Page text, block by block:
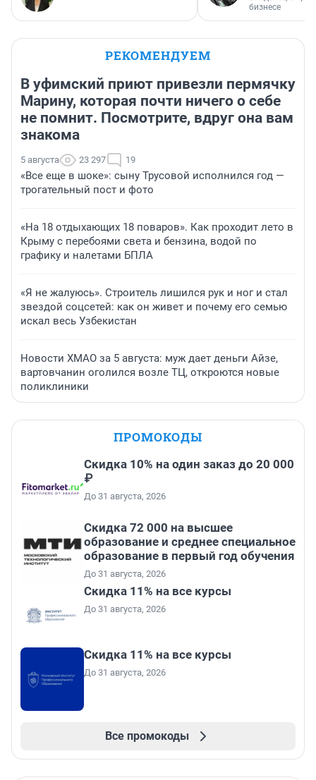
бизнесе
РЕКОМЕНДУЕМ
В уфимский приют привезли пермячку
Марину, которая почти ничего о себе
не помнит. Посмотрите, вдруг она вам
знакома
5 августа 23 297 19
«Все еще в шоке»: сыну Трусовой исполнился год —
трогательный пост и фото
«На 18 отдыхающих 18 поваров». Как проходит лето в
Крыму с перебоями света и бензина, водой по
графику и налетами БПЛА
«Я не жалуюсь». Строитель лишился рук и ног и стал
звездой соцсетей: как он живет и почему его семью
искал весь Узбекистан
Новости ХМАО за 5 августа: муж дает деньги Айзе,
вартовчанин оголился возле ТЦ, откроются новые
поликлиники
ПРОМОКОДЫ
Скидка 10% на один заказ до 20 000
₽
До 31 августа, 2026
Скидка 72 000 на высшее
образование и среднее специальное
образование в первый год обучения
До 31 августа, 2026
Скидка 11% на все курсы
До 31 августа, 2026
Скидка 11% на все курсы
До 31 августа, 2026
Все промокоды